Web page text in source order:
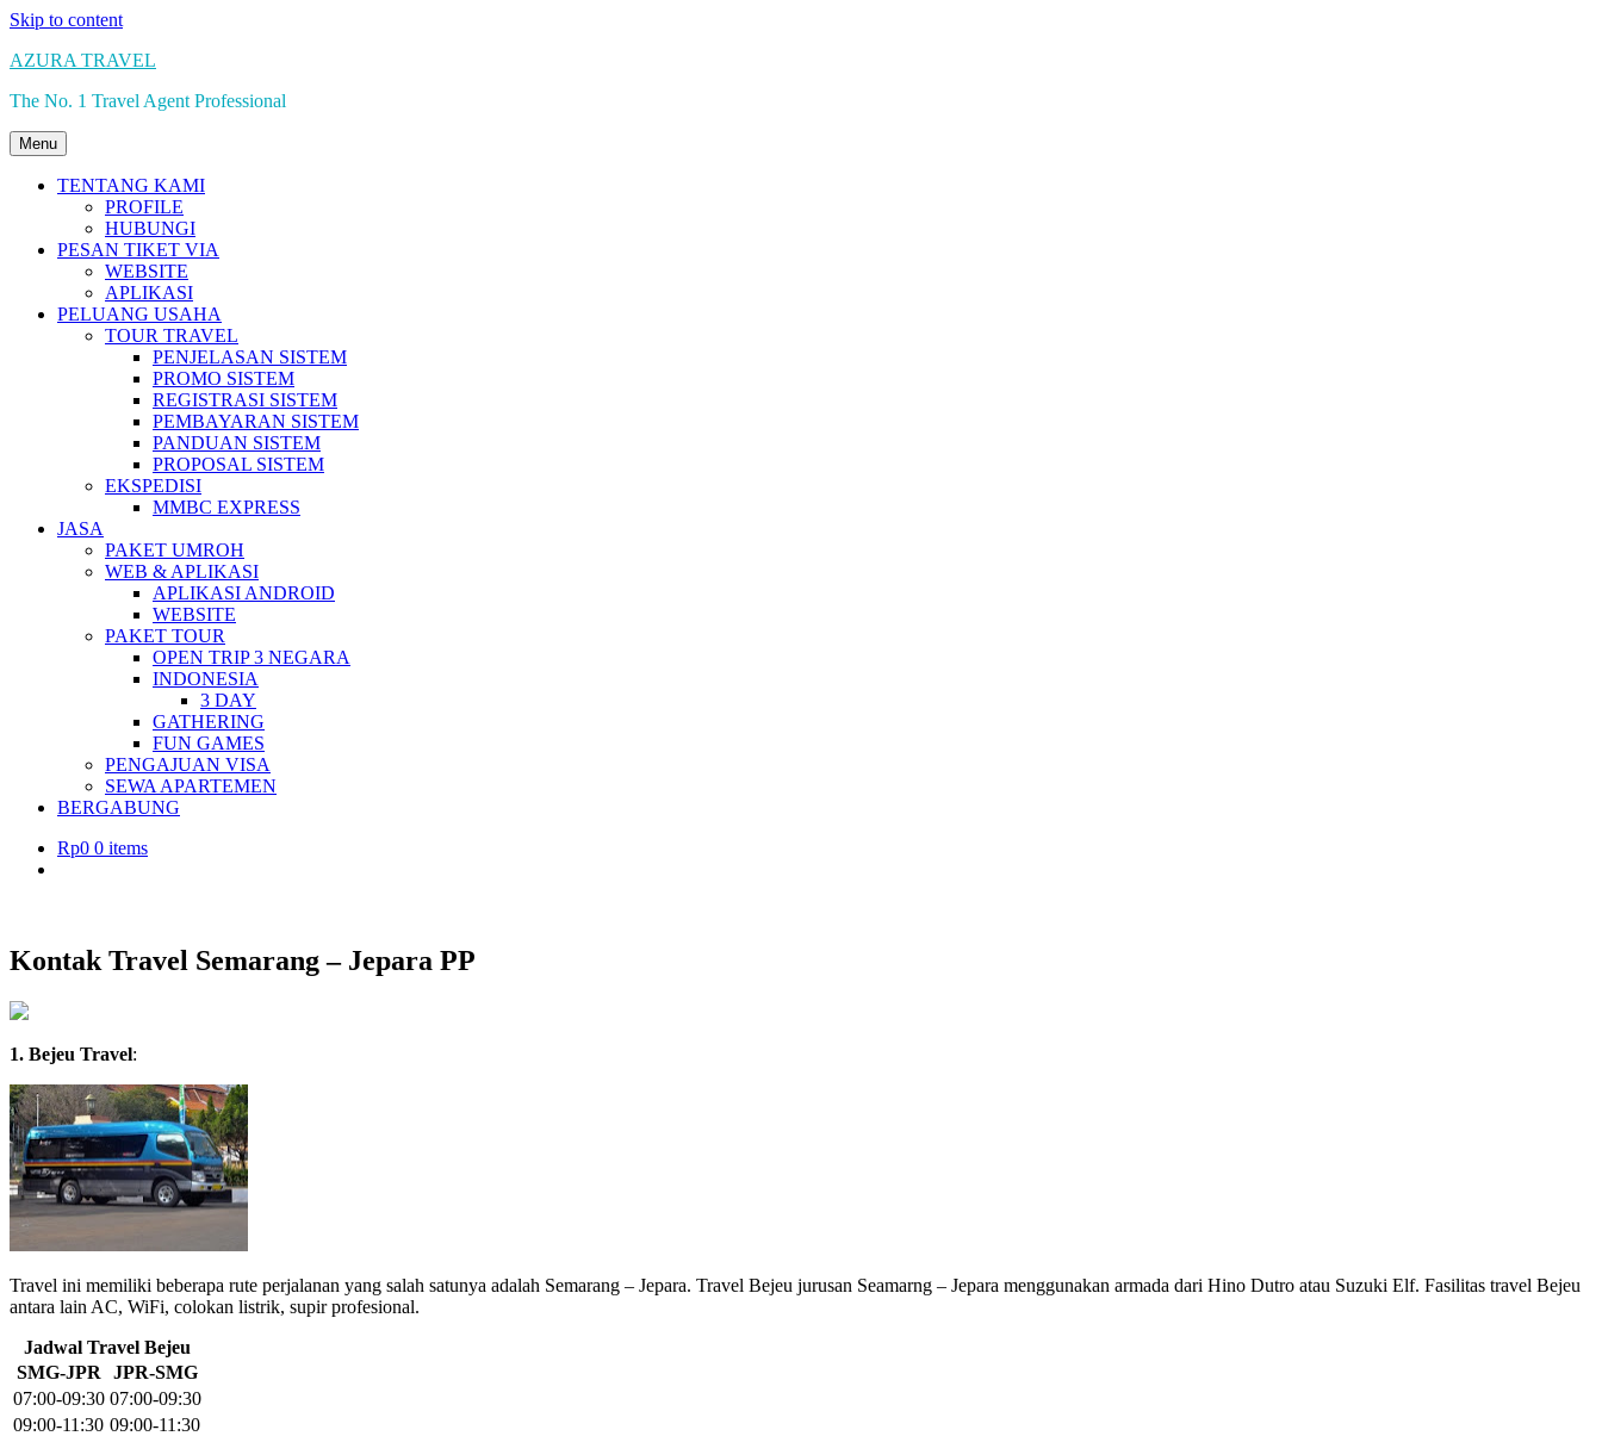
Skip to content
AZURA TRAVEL
The No. 1 Travel Agent Professional
Menu
TENTANG KAMI
PROFILE
HUBUNGI
PESAN TIKET VIA
WEBSITE
APLIKASI
PELUANG USAHA
TOUR TRAVEL
PENJELASAN SISTEM
PROMO SISTEM
REGISTRASI SISTEM
PEMBAYARAN SISTEM
PANDUAN SISTEM
PROPOSAL SISTEM
EKSPEDISI
MMBC EXPRESS
JASA
PAKET UMROH
WEB & APLIKASI
APLIKASI ANDROID
WEBSITE
PAKET TOUR
OPEN TRIP 3 NEGARA
INDONESIA
3 DAY
GATHERING
FUN GAMES
PENGAJUAN VISA
SEWA APARTEMEN
BERGABUNG
Rp0 0 items
Kontak Travel Semarang – Jepara PP
1. Bejeu Travel:
Travel ini memiliki beberapa rute perjalanan yang salah satunya adalah Semarang – Jepara. Travel Bejeu jurusan Seamarng – Jepara menggunakan armada dari Hino Dutro atau Suzuki Elf. Fasilitas travel Bejeu
antara lain AC, WiFi, colokan listrik, supir profesional.
Jadwal Travel Bejeu
SMG-JPR
JPR-SMG
07:00-09:30 07:00-09:30
09:00-11:30 09:00-11:30